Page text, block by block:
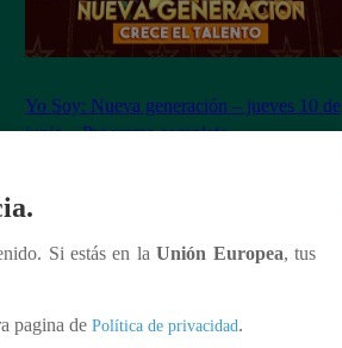
Yo Soy: Nueva generación – jueves 10 de
junio – Programa completo
Si estás en laUnión Europea, tus
pagina de Política de privacidad.